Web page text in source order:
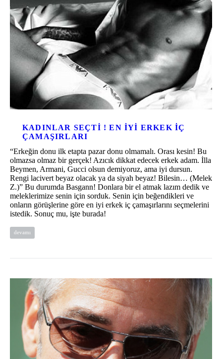
KADINLAR SEÇTI ! EN IYI ERKEK IÇ
ÇAMAŞIRLARI
“Erkeğin donu ilk etapta pazar donu olmamalı. Orası kesin! Bu
olmazsa olmaz bir gerçek! Azıcık dikkat edecek erkek adam. İlla
Beymen, Armani, Gucci olsun demiyoruz, ama iyi dursun.
Rengi lacivert beyaz olacak ya da siyah beyaz! Bilesin… (Melek
Z.)” Bu durumda Basgann! Donlara bir el atmak lazım dedik ve
meleklerimize senin için sorduk. Senin için beğendikleri ve
onların görüşlerine göre en iyi erkek iç çamaşırlarını seçmelerini
istedik. Sonuç mu, işte burada!
devamı